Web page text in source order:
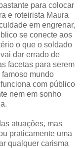
para colocar
e roteirista Maura
em engrenar,
se conecte aos
o que o soldado
dar errado de
facetas para serem
mundo
com público
nem em sonho
atuações, mas
praticamente uma
qualquer carisma